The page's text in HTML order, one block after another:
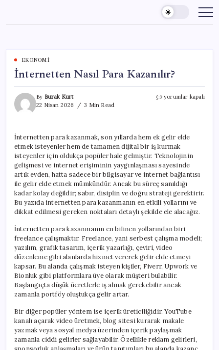
content
EKONOMI
İnternetten Nasıl Para Kazanılır?
By Burak Kurt
22 Nisan 2026
3 Min Read
İnternetten
yorumlar kapalı
İnternetten para kazanmak, son yıllarda hem ek gelir elde
etmek isteyenler hem de tamamen dijital bir iş kurmak
isteyenler için oldukça popüler hale gelmiştir. Teknolojinin
gelişmesi ve internet erişiminin yaygınlaşması sayesinde
artık evden, hatta sadece bir bilgisayar ve internet bağlantısı
ile gelir elde etmek mümkündür. Ancak bu süreç sanıldığı
kadar kolay değildir; sabır, disiplin ve doğru strateji gerektirir.
Bu yazıda internetten para kazanmanın en etkili yollarını ve
dikkat edilmesi gereken noktaları detaylı şekilde ele alacağız.
İnternetten para kazanmanın en bilinen yollarından biri
freelance çalışmaktır. Freelance, yani serbest çalışma modeli;
yazılım, grafik tasarım, içerik yazarlığı, çeviri, video
düzenleme gibi alanlarda hizmet vererek gelir elde etmeyi
kapsar. Bu alanda çalışmak isteyen kişiler, Fiverr, Upwork ve
Bionluk gibi platformlara üye olarak müşteri bulabilir.
Başlangıçta düşük ücretlerle iş almak gerekebilir ancak
zamanla portföy oluştukça gelir artar.
Bir diğer popüler yöntem ise içerik üreticiliğidir. YouTube
kanalı açarak video üretmek, blog sitesi kurarak makale
yazmak veya sosyal medya üzerinden içerik paylaşmak
zamanla ciddi gelirler sağlayabilir. Özellikle reklam gelirleri,